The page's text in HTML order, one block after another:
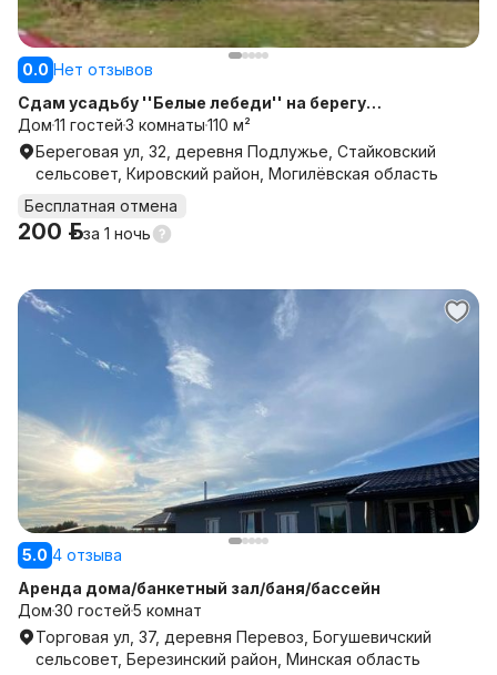
0.0 Нет отзывов
Сдам усадьбу ''Белые лебеди'' на берегу
Дом11 гостей3 комнаты110 м²
Береговая ул, 32, деревня Подлужье, Стайковский
сельсовет, Кировский район, Могилёвская область
Бесплатная отмена
200 р.за 1 ночь
5.0 4 отзыва
Аренда дома/банкетный зал/баня/бассейн
Дом30 гостей5 комнат
Торговая ул, 37, деревня Перевоз, Богушевичский
сельсовет, Березинский район, Минская область